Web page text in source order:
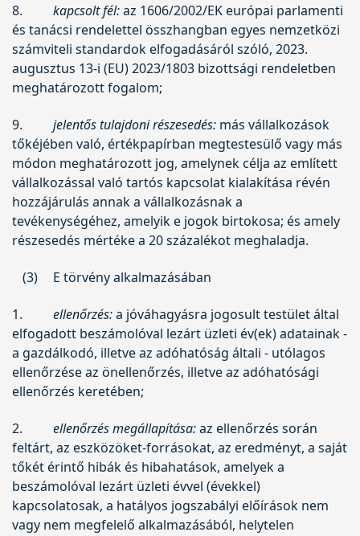
8. kapcsolt fél:az 1606/2002/EK európai parlamenti
és tanácsi rendelettel összhangban egyes nemzetközi
számviteli standardok elfogadásáról szóló, 2023.
augusztus 13-i (EU) 2023/1803 bizottsági rendeletben
meghatározott fogalom;
9. jelentős tulajdoni részesedés:más vállalkozások
tőkéjében való, értékpapírban megtestesülő vagy más
módon meghatározott jog, amelynek célja az említett
vállalkozással való tartós kapcsolat kialakítása révén
hozzájárulás annak a vállalkozásnak a
tevékenységéhez, amelyik e jogok birtokosa; és amely
részesedés mértéke a 20 százalékot meghaladja.
(3) E törvény alkalmazásában
1. ellenőrzés:a jóváhagyásra jogosult testület által
elfogadott beszámolóval lezárt üzleti év(ek) adatainak -
a gazdálkodó, illetve az adóhatóság általi - utólagos
ellenőrzése az önellenőrzés, illetve az adóhatósági
ellenőrzés keretében;
2. ellenőrzés megállapítása:az ellenőrzés során
feltárt, az eszközöket-forrásokat, az eredményt, a saját
tőkét érintő hibák és hibahatások, amelyek a
beszámolóval lezárt üzleti évvel (évekkel)
kapcsolatosak, a hatályos jogszabályi előírások nem
vagy nem megfelelő alkalmazásából, helytelen